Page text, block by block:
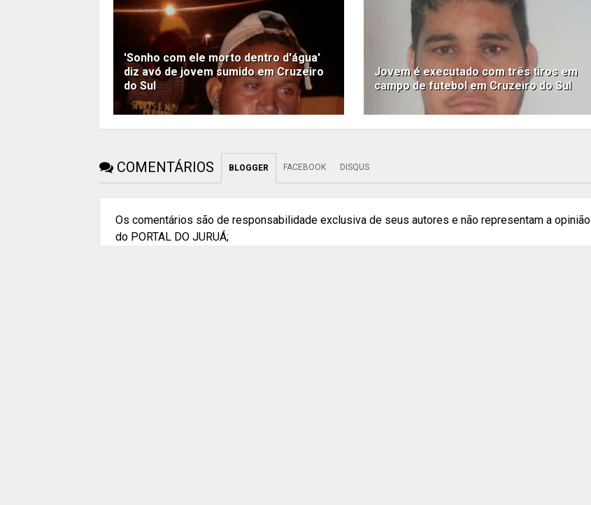
'Sonho com ele morto dentro d'água'
diz avó de jovem sumido em Cruzeiro
do Sul
Jovem é executado com três tiros em
campo de futebol em Cruzeiro do Sul
COMENTÁRIOS BLOGGER FACEBOOK DISQUS
Os comentários são de responsabilidade exclusiva de seus autores e não representam a opinião
do PORTAL DO JURUÁ;